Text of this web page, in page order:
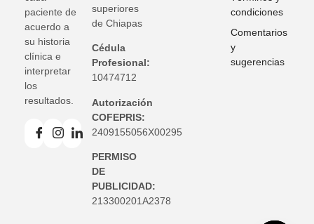
paciente de
acuerdo a
su historia
clínica e
interpretar
los
resultados.
superiores
de Chiapas
Cédula
Profesional:
10474712
Autorización
COFEPRIS:
2409155056X00295
PERMISO
DE
PUBLICIDAD:
213300201A2378
condiciones
Comentarios
y
sugerencias